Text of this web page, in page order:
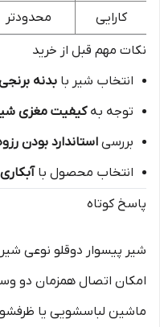
کارایی محدودتر
نکات مهم قبل از خرید
انتخاب شیر با بدنه
توجه بهکیفیت مغزی
بررسی استاندارد بودن
انتخاب محصول با
پاسخ کوتاه
شیر پیسوار دوقلو نوعی شیر
امکان اتصال همزمان دو
ماشین لباسشویی یا